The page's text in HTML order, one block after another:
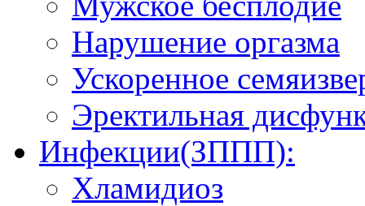
Нарушение оргазма
Ускоренное
Эректильная
Инфекции(ЗППП):
Хламидиоз